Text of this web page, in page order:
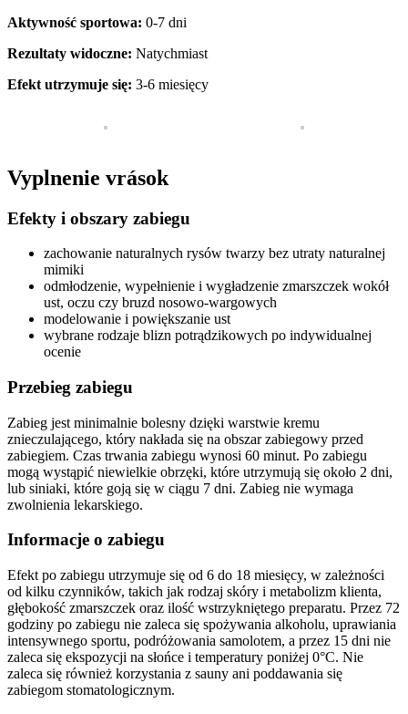
Aktywność sportowa: 0-7 dni
Rezultaty widoczne: Natychmiast
Efekt utrzymuje się: 3-6 miesięcy
Vyplnenie vrások
Efekty i obszary zabiegu
zachowanie naturalnych rysów twarzy bez utraty naturalnej
mimiki
odmłodzenie, wypełnienie i wygładzenie zmarszczek wokół
ust, oczu czy bruzd nosowo-wargowych
modelowanie i powiększanie ust
wybrane rodzaje blizn potrądzikowych po indywidualnej
ocenie
Przebieg zabiegu
Zabieg jest minimalnie bolesny dzięki warstwie kremu
znieczulającego, który nakłada się na obszar zabiegowy przed
zabiegiem. Czas trwania zabiegu wynosi 60 minut. Po zabiegu
mogą wystąpić niewielkie obrzęki, które utrzymują się około 2 dni,
lub siniaki, które goją się w ciągu 7 dni. Zabieg nie wymaga
zwolnienia lekarskiego.
Informacje o zabiegu
Efekt po zabiegu utrzymuje się od 6 do 18 miesięcy, w zależności
od kilku czynników, takich jak rodzaj skóry i metabolizm klienta,
głębokość zmarszczek oraz ilość wstrzykniętego preparatu. Przez 72
godziny po zabiegu nie zaleca się spożywania alkoholu, uprawiania
intensywnego sportu, podróżowania samolotem, a przez 15 dni nie
zaleca się ekspozycji na słońce i temperatury poniżej 0°C. Nie
zaleca się również korzystania z sauny ani poddawania się
zabiegom stomatologicznym.